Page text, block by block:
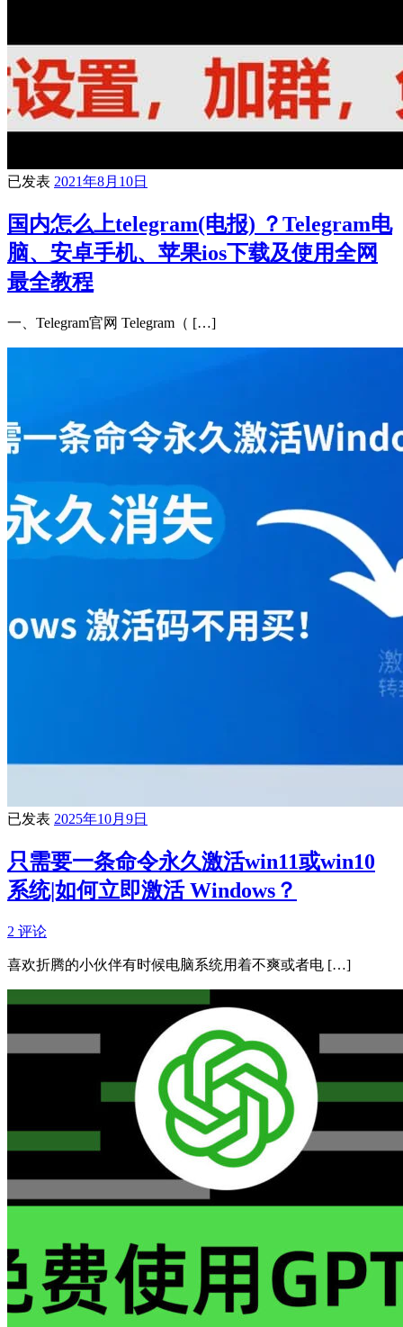
已发表 2021年8月10日
国内怎么上telegram(电报) ？Telegram电
脑、安卓手机、苹果ios下载及使用全网
最全教程
一、Telegram官网 Telegram（ […]
已发表 2025年10月9日
只需要一条命令永久激活win11或win10
系统|如何立即激活 Windows？
2 评论
喜欢折腾的小伙伴有时候电脑系统用着不爽或者电 […]